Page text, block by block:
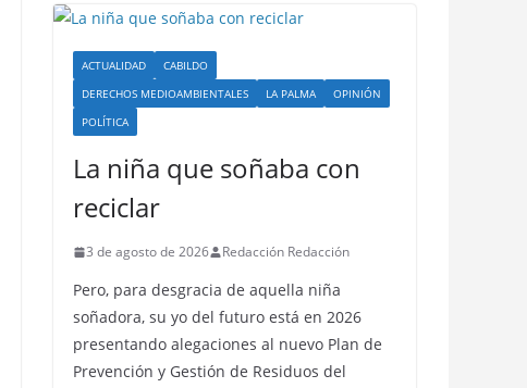
ACTUALIDAD
CABILDO
DERECHOS MEDIOAMBIENTALES
LA PALMA
OPINIÓN
POLÍTICA
La niña que soñaba con
reciclar
3 de agosto de 2026 Redacción Redacción
Pero, para desgracia de aquella niña
soñadora, su yo del futuro está en 2026
presentando alegaciones al nuevo Plan de
Prevención y Gestión de Residuos del